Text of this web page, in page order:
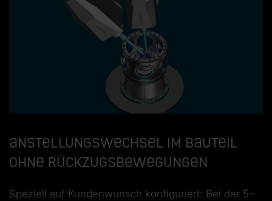
Anstellungswechsel im Bauteil
ohne Rückzugsbewegungen
Speziell auf Kundenwunsch konfiguriert: Bei der 5-